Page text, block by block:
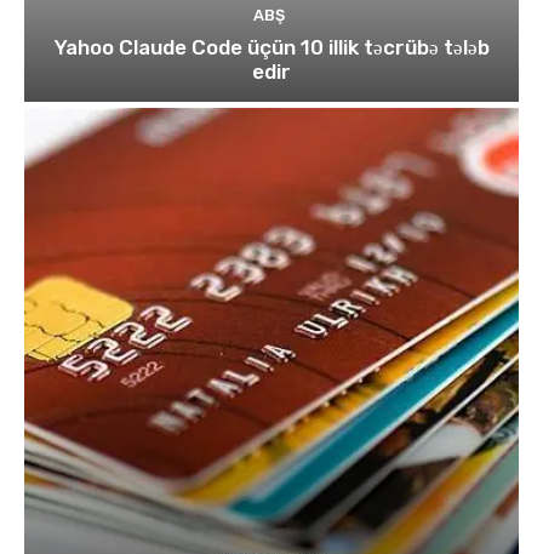
ABŞ
Yahoo Claude Code üçün 10 illik təcrübə tələb
edir